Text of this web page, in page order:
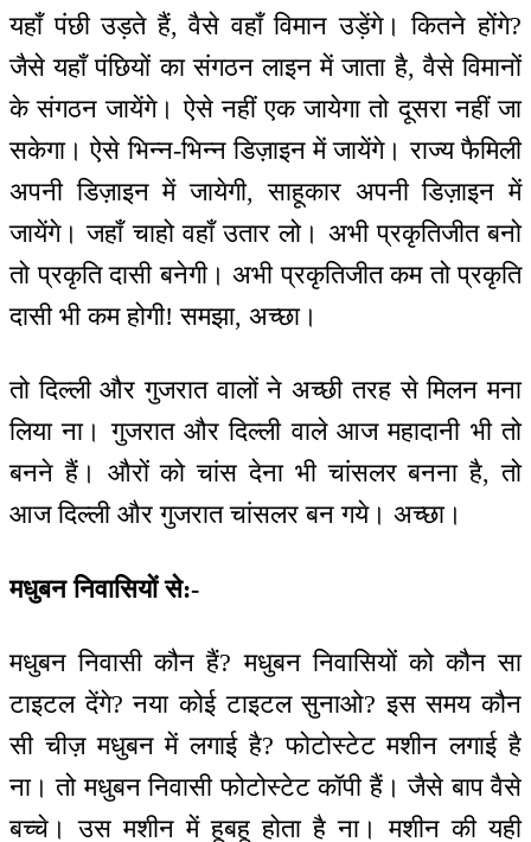
यहाँ पंछी उड़ते हैं, वैसे वहाँ विमान उड़ेंगे। कितने होंगे?
जैसे यहाँ पंछियों का संगठन लाइन में जाता है, वैसे विमानों
के संगठन जायेंगे। ऐसे नहीं एक जायेगा तो दूसरा नहीं जा
सकेगा। ऐसे भिन्न-भिन्न डिज़ाइन में जायेंगे। राज्य फैमिली
अपनी डिज़ाइन में जायेगी, साहूकार अपनी डिज़ाइन में
जायेंगे। जहाँ चाहो वहाँ उतार लो। अभी प्रकृतिजीत बनो
तो प्रकृति दासी बनेगी। अभी प्रकृतिजीत कम तो प्रकृति
दासी भी कम होगी! समझा, अच्छा।
तो दिल्ली और गुजरात वालों ने अच्छी तरह से मिलन मना
लिया ना। गुजरात और दिल्ली वाले आज महादानी भी तो
बनने हैं। औरों को चांस देना भी चांसलर बनना है, तो
आज दिल्ली और गुजरात चांसलर बन गये। अच्छा।
मधुबन निवासियों से:-
मधुबन निवासी कौन हैं? मधुबन निवासियों को कौन सा
टाइटल देंगे? नया कोई टाइटल सुनाओ? इस समय कौन
सी चीज़ मधुबन में लगाई है? फोटोस्टेट मशीन लगाई है
ना। तो मधुबन निवासी फोटोस्टेट कॉपी हैं। जैसे बाप वैसे
बच्चे। उस मशीन में हूबहू होता है ना। मशीन की यही